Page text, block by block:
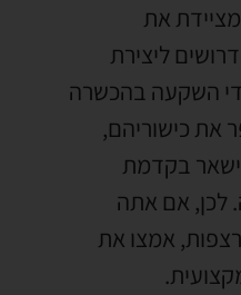
את
ליצירת
ידי השקעה בהכשרה
את כישוריהם,
בקדמת
לכן, אם אתה
אמצו את